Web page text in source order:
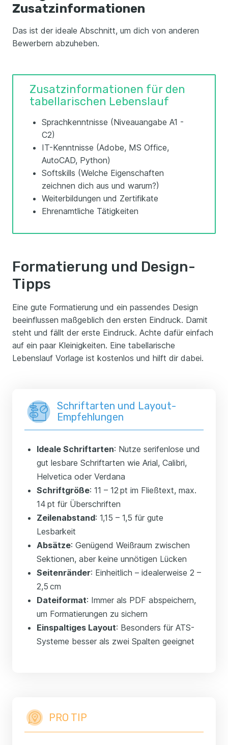
Zusatzinformationen
Das ist der ideale Abschnitt, um dich von anderen
Bewerbern abzuheben.
Zusatzinformationen für den
tabellarischen Lebenslauf
Sprachkenntnisse (Niveauangabe A1 -
C2)
IT-Kenntnisse (Adobe, MS Office,
AutoCAD, Python)
Softskills (Welche Eigenschaften
zeichnen dich aus und warum?)
Weiterbildungen und Zertifikate
Ehrenamtliche Tätigkeiten
Formatierung und Design-
Tipps
Eine gute Formatierung und ein passendes Design
beeinflussen maßgeblich den ersten Eindruck. Damit
steht und fällt der erste Eindruck. Achte dafür einfach
auf ein paar Kleinigkeiten. Eine tabellarische
Lebenslauf Vorlage ist kostenlos und hilft dir dabei.
Schriftarten und Layout-
Empfehlungen
Ideale Schriftarten: Nutze serifenlose und
gut lesbare Schriftarten wie Arial, Calibri,
Helvetica oder Verdana
Schriftgröße: 11 – 12 pt im Fließtext, max.
14 pt für Überschriften
Zeilenabstand: 1,15 – 1,5 für gute
Lesbarkeit
Absätze: Genügend Weißraum zwischen
Sektionen, aber keine unnötigen Lücken
Seitenränder: Einheitlich – idealerweise 2 –
2,5 cm
Dateiformat: Immer als PDF abspeichern,
um Formatierungen zu sichern
Einspaltiges Layout: Besonders für ATS-
Systeme besser als zwei Spalten geeignet
PRO TIP